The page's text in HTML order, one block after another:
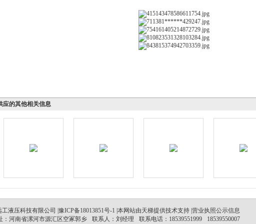
应的其他相关信息
液压科技有限公司 | 豫ICP备18013851号-1 |本网站由天梯提供技术支持 |营业执照公示信息
：河南省漯河市源汇区空冢郭乡
联系人：刘经理 联系电话：18539551999 18539550007